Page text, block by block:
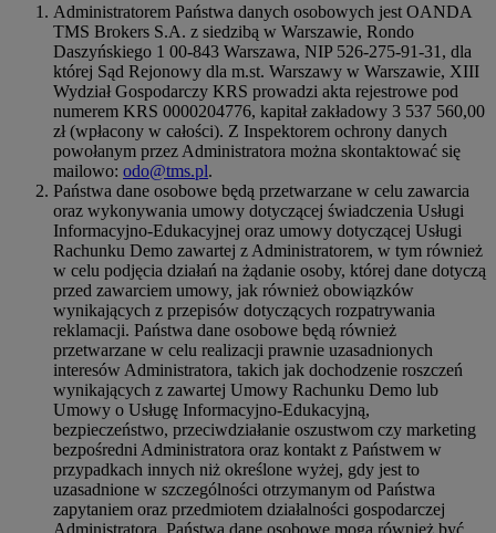
Administratorem Państwa danych osobowych jest OANDA
TMS Brokers S.A. z siedzibą w Warszawie, Rondo
Daszyńskiego 1 00-843 Warszawa, NIP 526-275-91-31, dla
której Sąd Rejonowy dla m.st. Warszawy w Warszawie, XIII
Wydział Gospodarczy KRS prowadzi akta rejestrowe pod
numerem KRS 0000204776, kapitał zakładowy 3 537 560,00
zł (wpłacony w całości). Z Inspektorem ochrony danych
powołanym przez Administratora można skontaktować się
mailowo: odo@tms.pl.
Państwa dane osobowe będą przetwarzane w celu zawarcia
oraz wykonywania umowy dotyczącej świadczenia Usługi
Informacyjno-Edukacyjnej oraz umowy dotyczącej Usługi
Rachunku Demo zawartej z Administratorem, w tym również
w celu podjęcia działań na żądanie osoby, której dane dotyczą
przed zawarciem umowy, jak również obowiązków
wynikających z przepisów dotyczących rozpatrywania
reklamacji. Państwa dane osobowe będą również
przetwarzane w celu realizacji prawnie uzasadnionych
interesów Administratora, takich jak dochodzenie roszczeń
wynikających z zawartej Umowy Rachunku Demo lub
Umowy o Usługę Informacyjno-Edukacyjną,
bezpieczeństwo, przeciwdziałanie oszustwom czy marketing
bezpośredni Administratora oraz kontakt z Państwem w
przypadkach innych niż określone wyżej, gdy jest to
uzasadnione w szczególności otrzymanym od Państwa
zapytaniem oraz przedmiotem działalności gospodarczej
Administratora. Państwa dane osobowe mogą również być